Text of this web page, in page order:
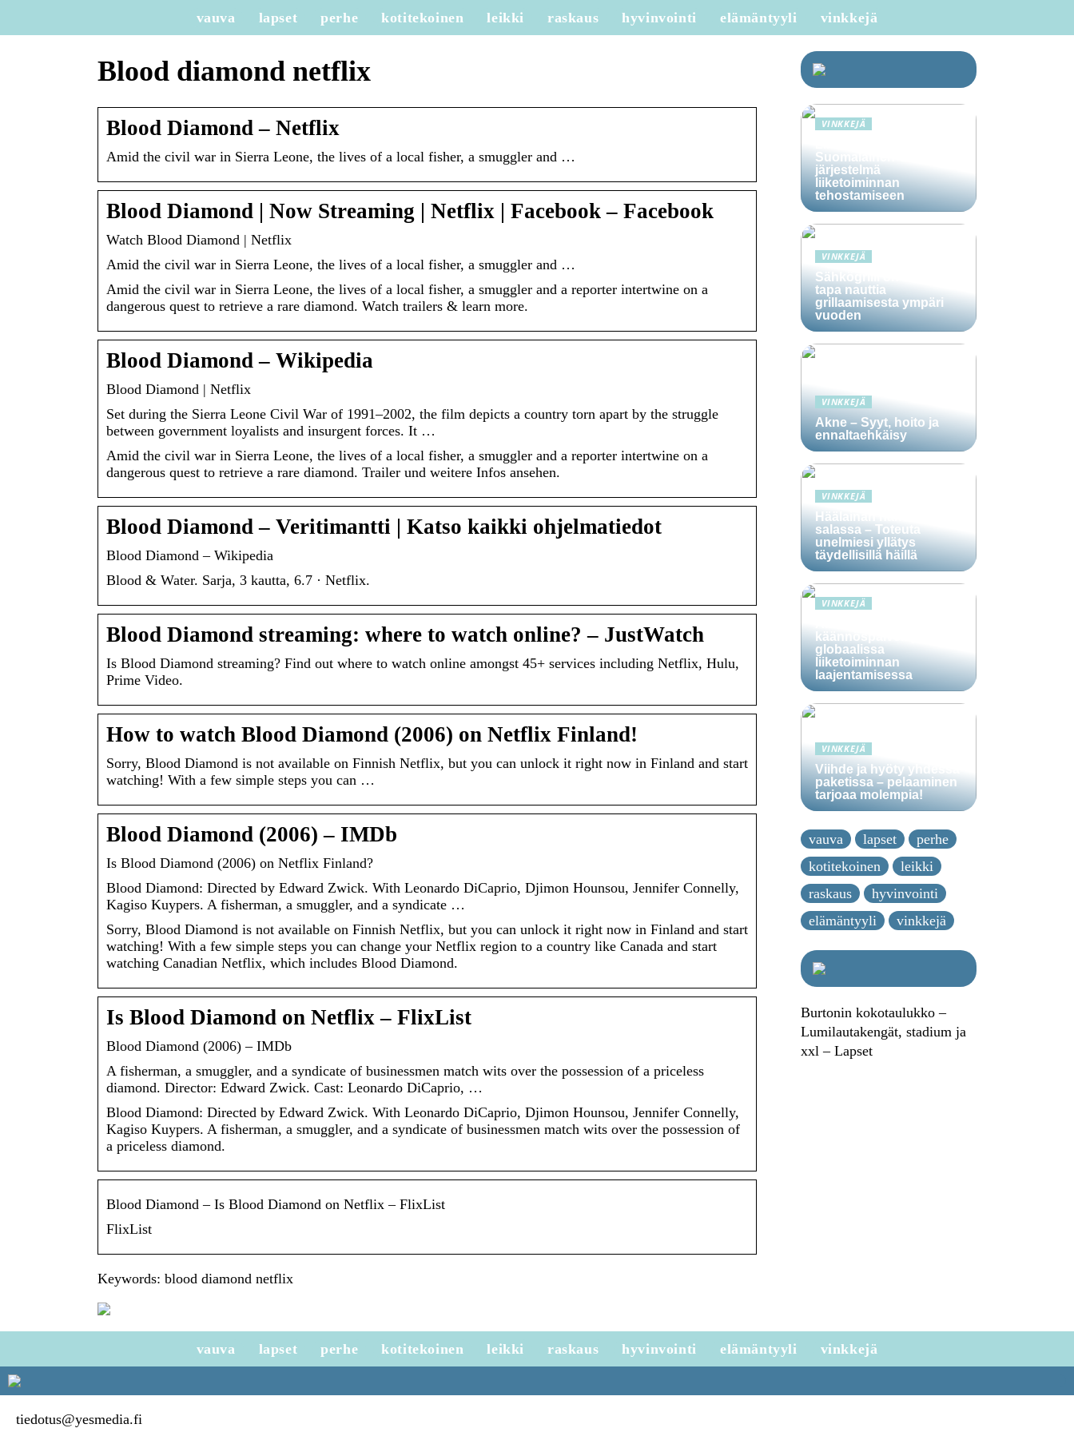
vauva lapset perhe kotitekoinen leikki raskaus hyvinvointi elämäntyyli vinkkejä
Blood diamond netflix
Blood Diamond – Netflix
Amid the civil war in Sierra Leone, the lives of a local fisher, a smuggler and …
Blood Diamond | Now Streaming | Netflix | Facebook – Facebook
Watch Blood Diamond | Netflix
Amid the civil war in Sierra Leone, the lives of a local fisher, a smuggler and …
Amid the civil war in Sierra Leone, the lives of a local fisher, a smuggler and a reporter intertwine on a
dangerous quest to retrieve a rare diamond. Watch trailers & learn more.
Blood Diamond – Wikipedia
Blood Diamond | Netflix
Set during the Sierra Leone Civil War of 1991–2002, the film depicts a country torn apart by the struggle
between government loyalists and insurgent forces. It …
Amid the civil war in Sierra Leone, the lives of a local fisher, a smuggler and a reporter intertwine on a
dangerous quest to retrieve a rare diamond. Trailer und weitere Infos ansehen.
Blood Diamond – Veritimantti | Katso kaikki ohjelmatiedot
Blood Diamond – Wikipedia
Blood & Water. Sarja, 3 kautta, 6.7 · Netflix.
Blood Diamond streaming: where to watch online? – JustWatch
Is Blood Diamond streaming? Find out where to watch online amongst 45+ services including Netflix, Hulu,
Prime Video.
How to watch Blood Diamond (2006) on Netflix Finland!
Sorry, Blood Diamond is not available on Finnish Netflix, but you can unlock it right now in Finland and start
watching! With a few simple steps you can …
Blood Diamond (2006) – IMDb
Is Blood Diamond (2006) on Netflix Finland?
Blood Diamond: Directed by Edward Zwick. With Leonardo DiCaprio, Djimon Hounsou, Jennifer Connelly,
Kagiso Kuypers. A fisherman, a smuggler, and a syndicate …
Sorry, Blood Diamond is not available on Finnish Netflix, but you can unlock it right now in Finland and start
watching! With a few simple steps you can change your Netflix region to a country like Canada and start
watching Canadian Netflix, which includes Blood Diamond.
Is Blood Diamond on Netflix – FlixList
Blood Diamond (2006) – IMDb
A fisherman, a smuggler, and a syndicate of businessmen match wits over the possession of a priceless
diamond. Director: Edward Zwick. Cast: Leonardo DiCaprio, …
Blood Diamond: Directed by Edward Zwick. With Leonardo DiCaprio, Djimon Hounsou, Jennifer Connelly,
Kagiso Kuypers. A fisherman, a smuggler, and a syndicate of businessmen match wits over the possession of
a priceless diamond.
Blood Diamond – Is Blood Diamond on Netflix – FlixList
FlixList
Keywords: blood diamond netflix
VINKKEJÄ
Suomalainen CRM-
järjestelmä
liiketoiminnan
tehostamiseen
VINKKEJÄ
Sähkögrilli on vaivaton
tapa nauttia
grillaamisesta ympäri
vuoden
VINKKEJÄ
Akne – Syyt, hoito ja
ennaltaehkäisy
VINKKEJÄ
Häälainan hakeminen
salassa – Toteuta
unelmiesi yllätys
täydellisillä häillä
VINKKEJÄ
käännöspalvelujen rooli
globaalissa
liiketoiminnan
laajentamisessa
VINKKEJÄ
Viihde ja hyöty yhdessä
paketissa – pelaaminen
tarjoaa molempia!
vauva lapset
perhe
kotitekoinen
leikki
raskaus
hyvinvointi
elämäntyyli
vinkkejä
Burtonin kokotaulukko –
Lumilautakengät, stadium ja
xxl – Lapset
vauva lapset perhe kotitekoinen leikki raskaus hyvinvointi elämäntyyli vinkkejä
tiedotus@yesmedia.fi